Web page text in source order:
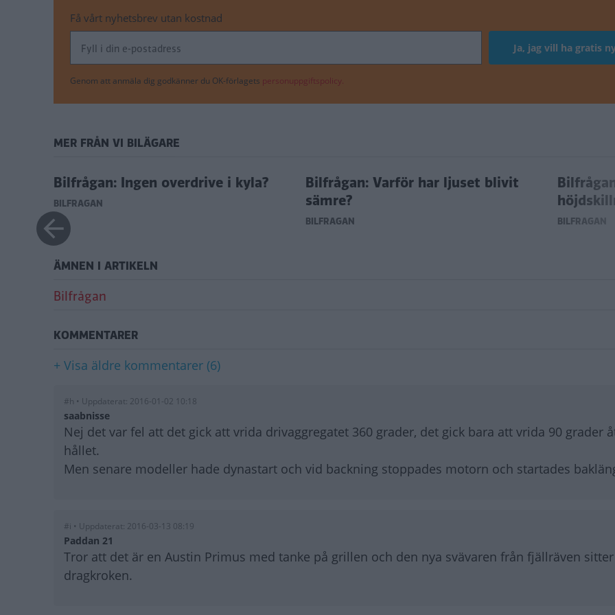
Få vårt nyhetsbrev utan kostnad
Genom att anmäla dig godkänner du OK-förlagets personuppgiftspolicy.
MER FRÅN VI BILÄGARE
Bilfrågan: Ingen overdrive i kyla?
BILFRÅGAN
Bilfrågan: Varför har ljuset blivit
sämre?
BILFRÅGAN BILFRÅGAN
ÄMNEN I ARTIKELN
Bilfrågan
KOMMENTARER
+ Visa äldre kommentarer (6)
#h • Uppdaterat: 2016-01-02 10:18
saabnisse
Nej det var fel att det gick att vrida drivaggregatet 360 grader, det gick bara att vrida 90 grader
hållet.
Men senare modeller hade dynastart och vid backning stoppades motorn och startades
#i • Uppdaterat: 2016-03-13 08:19
Paddan 21
Tror att det är en Austin Primus med tanke på grillen och den nya svävaren från fjällräven
dragkroken.